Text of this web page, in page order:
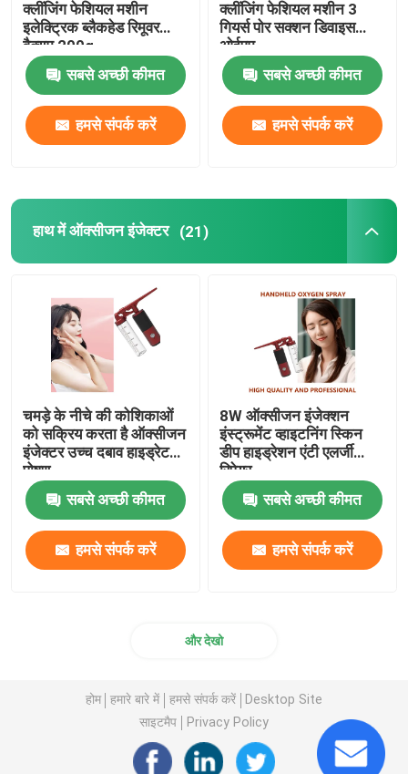
क्लींजिंग फेशियल मशीन
इलेक्ट्रिक ब्लैकहेड रिमूवर
वैक्यूम 200g
सबसे अच्छी कीमत
हमसे संपर्क करें
क्लींजिंग फेशियल मशीन 3
गियर्स पोर सक्शन डिवाइस
ओईएम
सबसे अच्छी कीमत
हमसे संपर्क करें
हाथ में ऑक्सीजन इंजेक्टर (21)
चमड़े के नीचे की कोशिकाओं
को सक्रिय करता है ऑक्सीजन
इंजेक्टर उच्च दबाव हाइड्रेट
पोषण
सबसे अच्छी कीमत
हमसे संपर्क करें
8W ऑक्सीजन इंजेक्शन
इंस्ट्रूमेंट व्हाइटनिंग स्किन
डीप हाइड्रेशन एंटी एलर्जी
रिपेयर
सबसे अच्छी कीमत
हमसे संपर्क करें
और देखो
होम हमारे बारे में हमसे संपर्क करें
Desktop Site
साइटमैप
Privacy Policy